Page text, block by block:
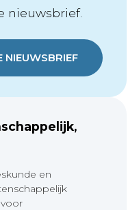
nieuwsbrief.
NIEUWSBRIEF
en